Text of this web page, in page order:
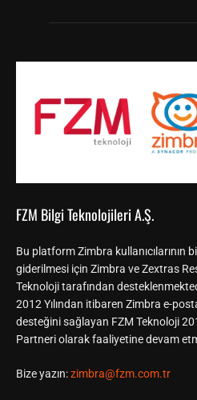
FZM Bilgi Teknolojileri A.Ş.
Bu platform Zimbra kullanıcılarının
giderilmesi için Zimbra ve Zextras
Teknoloji tarafından
2012 Yılından itibaren Zimbra e-
desteğini sağlayan FZM Teknoloji
Partneri olarak faaliyetine devam
Bize yazın:zimbra@fzm.com.tr